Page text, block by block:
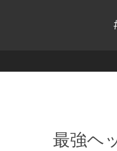
最強ヘ